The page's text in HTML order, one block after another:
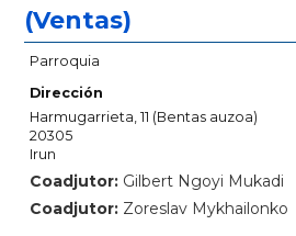
(Ventas)
Parroquia
Dirección
Harmugarrieta, 11 (Bentas auzoa)
20305
Irun
Coadjutor: Gilbert Ngoyi Mukadi
Coadjutor: Zoreslav Mykhailonko